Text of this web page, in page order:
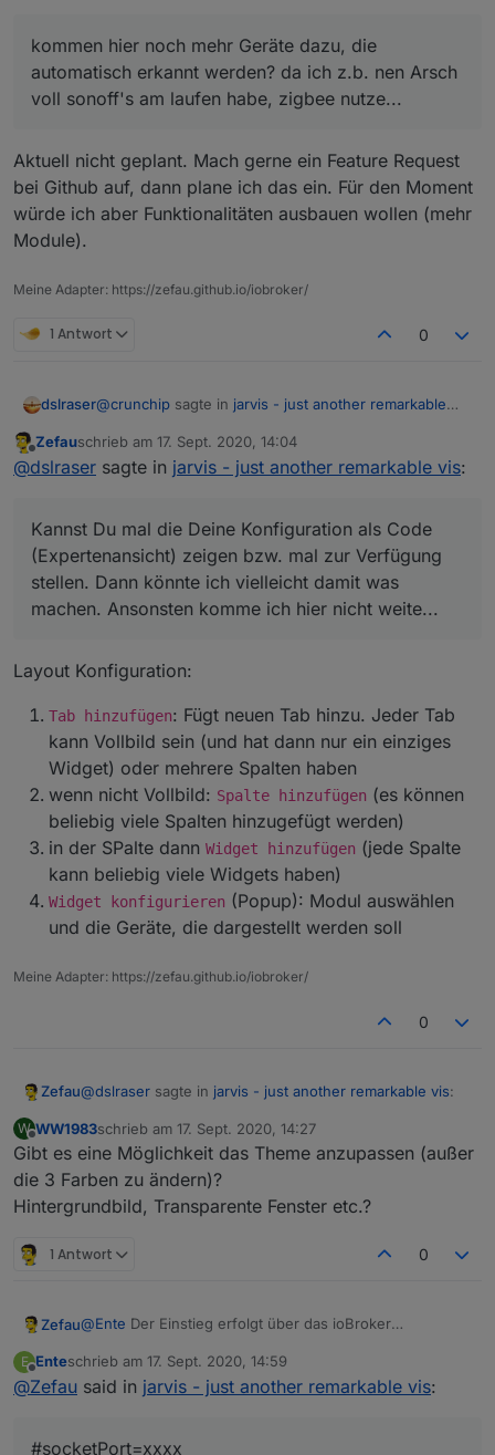
kommen hier noch mehr Geräte dazu, die
automatisch erkannt werden? da ich z.b. nen Arsch
voll sonoff's am laufen habe, zigbee nutze...
Aktuell nicht geplant. Mach gerne ein Feature Request
bei Github auf, dann plane ich das ein. Für den Moment
würde ich aber Funktionalitäten ausbauen wollen (mehr
Module).
Meine Adapter: https://zefau.github.io/iobroker/
1 Antwort 0
dslraser@crunchip sagte in jarvis - just another remarkable
habe noch die rc.4, da funktioniert es
Kannst Du mal die Deine Konfiguration als Code
(Expertenansicht) zeigen bzw. mal zur Verfügung
stellen. Dann könnte ich vielleicht damit was machen.
Ansonsten komme ich hier nicht weite...
Offline
Zefauschrieb am 17. Sept. 2020, 14:04
zuletzt editiert von
@dslraser sagte in jarvis - just another remarkable vis:
Kannst Du mal die Deine Konfiguration als Code
(Expertenansicht) zeigen bzw. mal zur Verfügung
stellen. Dann könnte ich vielleicht damit was
machen. Ansonsten komme ich hier nicht weite...
Layout Konfiguration:
Tab hinzufügen: Fügt neuen Tab hinzu. Jeder Tab
kann Vollbild sein (und hat dann nur ein einziges
Widget) oder mehrere Spalten haben
wenn nicht Vollbild: Spalte hinzufügen (es können
beliebig viele Spalten hinzugefügt werden)
in der SPalte dann Widget hinzufügen (jede Spalte
kann beliebig viele Widgets haben)
Widget konfigurieren (Popup): Modul auswählen
und die Geräte, die dargestellt werden soll
Meine Adapter: https://zefau.github.io/iobroker/
0
Zefau@dslraser sagte in jarvis - just another remarkable vis:
Kannst Du mal die Deine Konfiguration als Code
(Expertenansicht) zeigen bzw. mal zur Verfügung
stellen. Dann könnte ich vielleicht damit was
machen. Ansonsten komme ich hier nicht weite...
Layout Konfiguration:
Tab kann Vollbild sein (und hat dann nur ein
können beliebig viele Spalten hinzugefügt werden)
Spalte kann beliebig viele Widgets haben)
Widget konfigurieren(Popup): Modul
W
Offline
WW1983schrieb am 17. Sept. 2020, 14:27
zuletzt editiert von
Gibt es eine Möglichkeit das Theme anzupassen (außer
die 3 Farben zu ändern)?
Hintergrundbild, Transparente Fenster etc.?
1 Antwort 0
Zefau@Ente Der Einstieg erfolgt über das ioBroker
Der Link der sich dann öffnet sollte
enthalten.
E
Offline
Enteschrieb am 17. Sept. 2020, 14:59
zuletzt editiert von
@Zefau said in jarvis - just another remarkable vis:
#socketPort=xxxx